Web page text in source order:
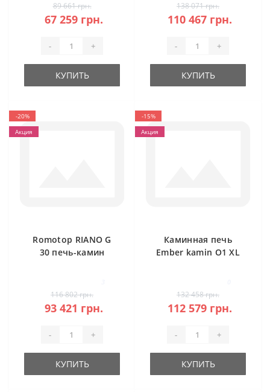
89 661 грн.
67 259 грн.
- +
КУПИТЬ
138 071 грн.
110 467 грн.
- +
КУПИТЬ
-20%
Акция
Romotop RIANO G
30 печь-камин
116 802 грн.
93 421 грн.
- +
КУПИТЬ
-15%
Акция
Каминная печь
Ember kamin O1 XL
132 458 грн.
112 579 грн.
- +
КУПИТЬ